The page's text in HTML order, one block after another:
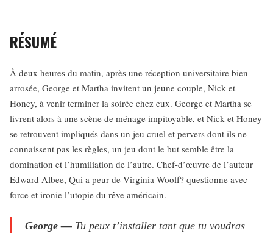
RÉSUMÉ
À deux heures du matin, après une réception universitaire bien
arrosée, George et Martha invitent un jeune couple, Nick et
Honey, à venir terminer la soirée chez eux. George et Martha se
livrent alors à une scène de ménage impitoyable, et Nick et Honey
se retrouvent impliqués dans un jeu cruel et pervers dont ils ne
connaissent pas les règles, un jeu dont le but semble être la
domination et l’humiliation de l’autre. Chef-d’œuvre de l’auteur
Edward Albee, Qui a peur de Virginia Woolf? questionne avec
force et ironie l’utopie du rêve américain.
George— Tu peux t’installer tant que tu voudras